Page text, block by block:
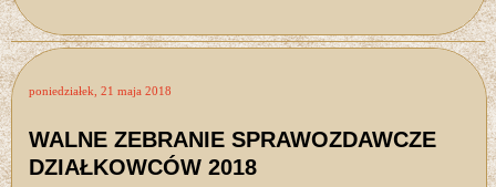
poniedziałek, 21 maja 2018
WALNE ZEBRANIE SPRAWOZDAWCZE
DZIAŁKOWCÓW 2018